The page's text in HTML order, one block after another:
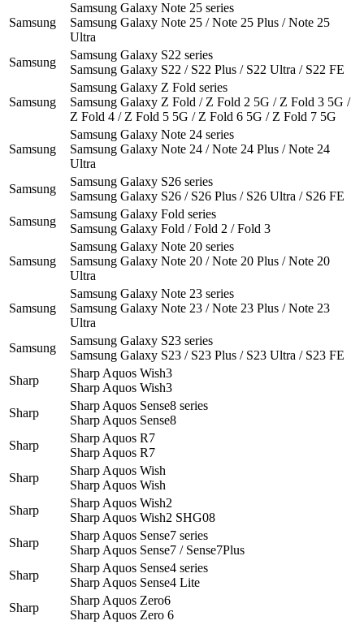
Samsung
Samsung Galaxy Note 25 series
Samsung Galaxy Note 25 / Note 25 Plus / Note 25
Ultra
Samsung
Samsung Galaxy S22 series
Samsung Galaxy S22 / S22 Plus / S22 Ultra / S22 FE
Samsung
Samsung Galaxy Z Fold series
Samsung Galaxy Z Fold / Z Fold 2 5G / Z Fold 3 5G /
Z Fold 4 / Z Fold 5 5G / Z Fold 6 5G / Z Fold 7 5G
Samsung
Samsung Galaxy Note 24 series
Samsung Galaxy Note 24 / Note 24 Plus / Note 24
Ultra
Samsung
Samsung Galaxy S26 series
Samsung Galaxy S26 / S26 Plus / S26 Ultra / S26 FE
Samsung
Samsung Galaxy Fold series
Samsung Galaxy Fold / Fold 2 / Fold 3
Samsung
Samsung Galaxy Note 20 series
Samsung Galaxy Note 20 / Note 20 Plus / Note 20
Ultra
Samsung
Samsung Galaxy Note 23 series
Samsung Galaxy Note 23 / Note 23 Plus / Note 23
Ultra
Samsung
Samsung Galaxy S23 series
Samsung Galaxy S23 / S23 Plus / S23 Ultra / S23 FE
Sharp
Sharp Aquos Wish3
Sharp Aquos Wish3
Sharp
Sharp Aquos Sense8 series
Sharp Aquos Sense8
Sharp
Sharp Aquos R7
Sharp Aquos R7
Sharp
Sharp Aquos Wish
Sharp Aquos Wish
Sharp
Sharp Aquos Wish2
Sharp Aquos Wish2 SHG08
Sharp
Sharp Aquos Sense7 series
Sharp Aquos Sense7 / Sense7Plus
Sharp
Sharp Aquos Sense4 series
Sharp Aquos Sense4 Lite
Sharp
Sharp Aquos Zero6
Sharp Aquos Zero 6